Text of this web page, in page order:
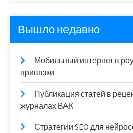
Вышло недавно
Мобильный интернет в
привязки
Публикация статей в
журналах ВАК
Стратегии SEO для